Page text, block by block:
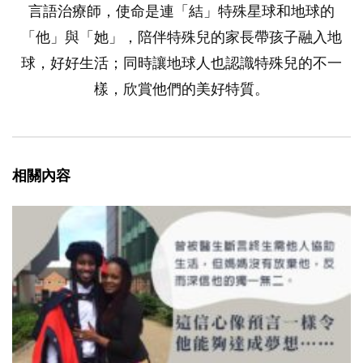
言語治療師，使命是連「結」特殊星球和地球的
「他」與「她」，陪伴特殊兒的家長帶孩子融入地
球，好好生活；同時讓地球人也認識特殊兒的不一
樣，欣賞他們的美好特質。
相關內容